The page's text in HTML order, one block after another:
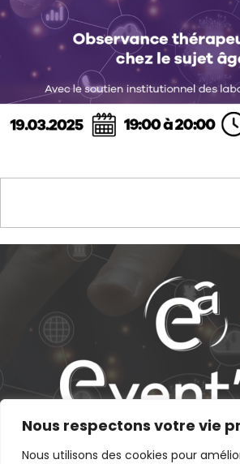
Nous respectons votre vie
Nous utilisons des cookies pour
Nous contacter
Paris & Montpellier